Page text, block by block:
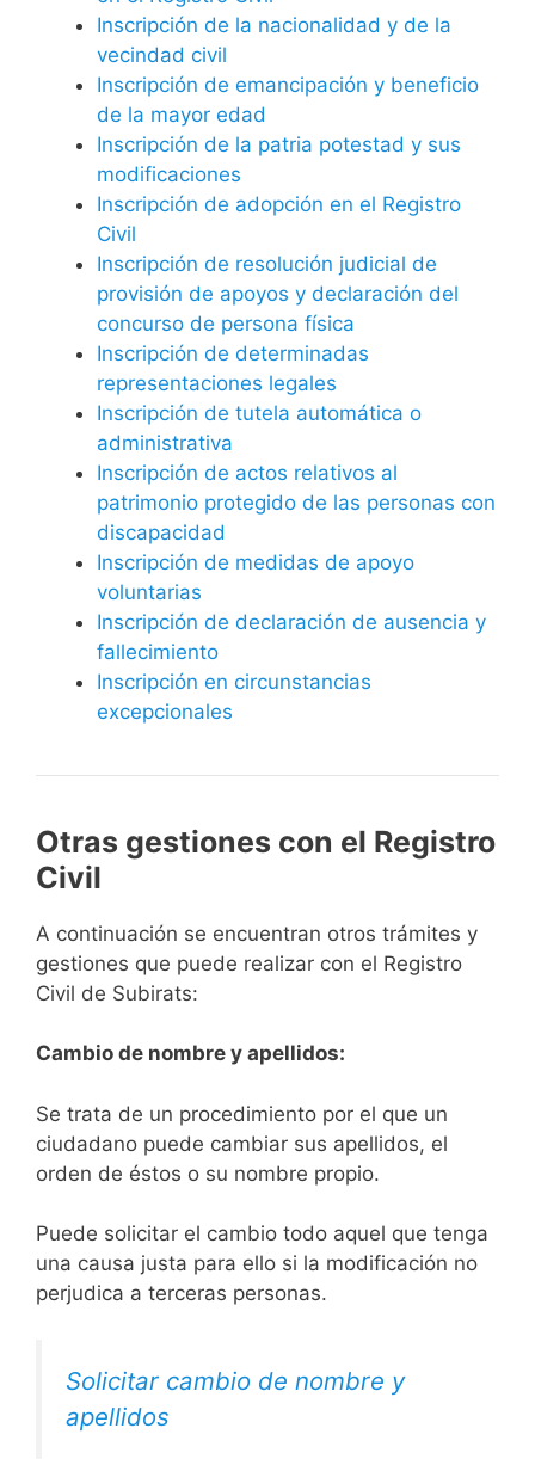
Inscripción de la nacionalidad y de la
vecindad civil
Inscripción de emancipación y beneficio
de la mayor edad
Inscripción de la patria potestad y sus
modificaciones
Inscripción de adopción en el Registro
Civil
Inscripción de resolución judicial de
provisión de apoyos y declaración del
concurso de persona física
Inscripción de determinadas
representaciones legales
Inscripción de tutela automática o
administrativa
Inscripción de actos relativos al
patrimonio protegido de las personas con
discapacidad
Inscripción de medidas de apoyo
voluntarias
Inscripción de declaración de ausencia y
fallecimiento
Inscripción en circunstancias
excepcionales
Otras gestiones con el Registro
Civil
A continuación se encuentran otros trámites y
gestiones que puede realizar con el Registro
Civil de Subirats:
Cambio de nombre y apellidos:
Se trata de un procedimiento por el que un
ciudadano puede cambiar sus apellidos, el
orden de éstos o su nombre propio.
Puede solicitar el cambio todo aquel que tenga
una causa justa para ello si la modificación no
perjudica a terceras personas.
Solicitar cambio de nombre y
apellidos